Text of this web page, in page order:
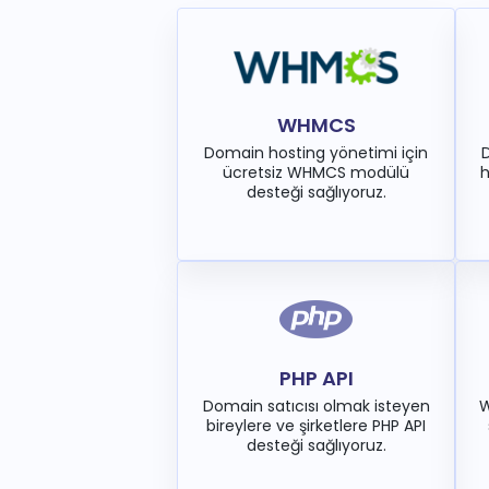
WHMCS
Domain hosting yönetimi için
ücretsiz WHMCS modülü
desteği sağlıyoruz.
PHP API
Domain satıcısı olmak isteyen
bireylere ve şirketlere PHP API
desteği sağlıyoruz.